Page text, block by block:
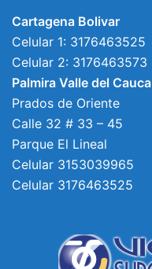
Cartagena Bolivar
Celular 1: 3176463525
Celular 2: 3176463573
Palmira Valle del Cauca
Prados de Oriente
Calle 32 # 33 – 45
Parque El Lineal
Celular 3153039965
Celular 3176463525